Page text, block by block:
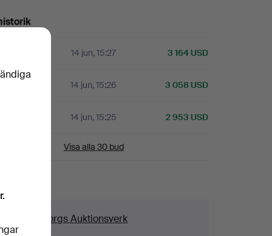
14 jun, 15:27 3 164 USD
14 jun, 15:26 3 058 USD
14 jun, 15:25 2 953 USD
Visa alla 30 bud
Göteborgs Auktionsverk